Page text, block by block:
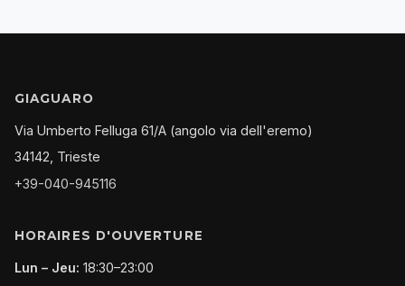
GIAGUARO
Via Umberto Felluga 61/A (angolo via dell'eremo)
34142, Trieste
+39-040-945116
HORAIRES D'OUVERTURE
Lun – Jeu: 18:30–23:00